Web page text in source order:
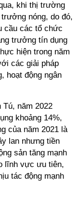
khi thị trường
nóng, do đó,
cầu các tổ chức
trưởng tín dụng
hiện trong năm
các giải pháp
hoạt động ngân
Tú, năm 2022
khoảng 14%,
của năm 2021 là
lan nhưng tiền
sản tăng mạnh
lĩnh vực ưu tiên,
tác động mạnh